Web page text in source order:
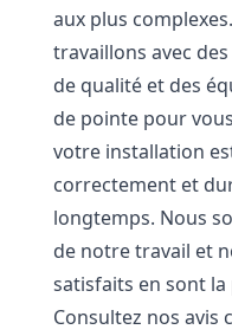
aux plus
travaillons avec
de qualité et des
de pointe pour
votre installation
correctement et
longtemps. Nous
de notre travail et
satisfaits en sont la
Consultez nos avis